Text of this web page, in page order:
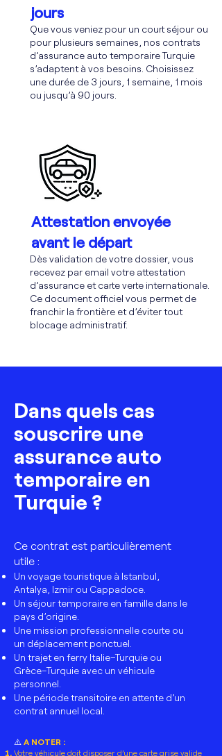
jours
Que vous veniez pour un court séjour ou
pour plusieurs semaines, nos contrats
d’assurance auto temporaire Turquie
s’adaptent à vos besoins. Choisissez
une durée de 3 jours, 1 semaine, 1 mois
ou jusqu’à 90 jours.
Attestation envoyée
avant le départ
Dès validation de votre dossier, vous
recevez par email votre attestation
d’assurance et carte verte internationale.
Ce document officiel vous permet de
franchir la frontière et d’éviter tout
blocage administratif.
Dans quels cas
souscrire une
assurance auto
temporaire en
Turquie ?
Ce contrat est particulièrement
utile :
Un voyage touristique à Istanbul,
Antalya, Izmir ou Cappadoce.
Un séjour temporaire en famille dans le
pays d’origine.
Une mission professionnelle courte ou
un déplacement ponctuel.
Un trajet en ferry Italie–Turquie ou
Grèce–Turquie avec un véhicule
personnel.
Une période transitoire en attente d’un
contrat annuel local.
⚠️ A NOTER :
Votre véhicule doit disposer d’une carte grise valide